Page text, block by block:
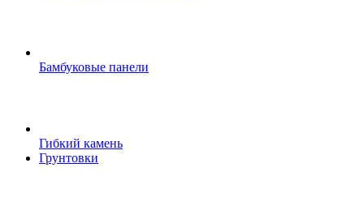
Бамбуковые панели
Гибкий камень
Грунтовки